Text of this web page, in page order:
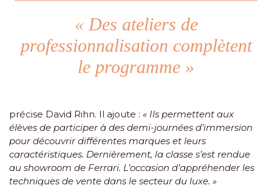
« Des ateliers de
professionnalisation complètent
le programme »
précise David Rihn. Il ajoute : « Ils permettent aux
élèves de participer à des demi-journées d’immersion
pour découvrir différentes marques et leurs
caractéristiques. Dernièrement, la classe s’est rendue
au showroom de Ferrari. L’occasion d’appréhender les
techniques de vente dans le secteur du luxe. »